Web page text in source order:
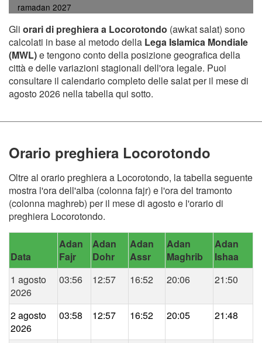
ramadan 2027
Gli orari di preghiera a Locorotondo (awkat salat) sono
calcolati in base al metodo della Lega Islamica Mondiale
(MWL)e tengono conto della posizione geografica della
città e delle variazioni stagionali dell'ora legale. Puoi
consultare il calendario completo delle salat per il mese di
agosto 2026 nella tabella qui sotto.
Orario preghiera Locorotondo
Oltre al orario preghiera a Locorotondo, la tabella seguente
mostra l'ora dell'alba (colonna fajr) e l'ora del tramonto
(colonna maghreb) per il mese di agosto e l'orario di
preghiera Locorotondo.
Data
Adan
Fajr
Adan
Dohr
Adan
Assr
Adan
Maghrib
Adan
Ishaa
1 agosto
2026
03:56 12:57 16:52 20:06 21:50
2 agosto
2026
03:58 12:57 16:52 20:05 21:48